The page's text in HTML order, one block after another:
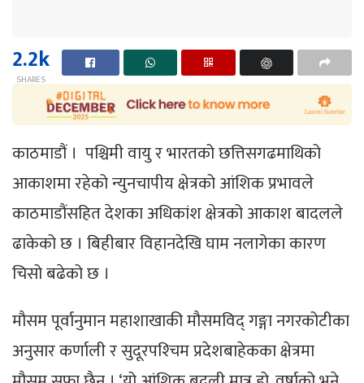
2.2k
SHARES
काठमाडौं । पश्चिमी वायु र भारतको छत्तिसगढमाथिको
आकाशमा रहेको न्युनचापीय क्षेत्रको आंशिक प्रभावले
काठमाडौंसहित देशका अधिकांश क्षेत्रको आकाश बादलले
ढाकेको छ । बिहीबार विहानदेखि घाम नलागेका कारण
चिसो बढेको छ ।
मौसम पूर्वानुमान महाशाखाकी मौसमविद् गङ्गा नगरकोटीका
अनुसार कर्णाली र सुदूरपश्‍चिम प्रदेशबाहेकका क्षेत्रमा